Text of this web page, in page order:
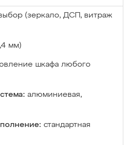
(зеркало, ДСП, витраж
мм)
шкафа любого
алюминиевая,
стандартная